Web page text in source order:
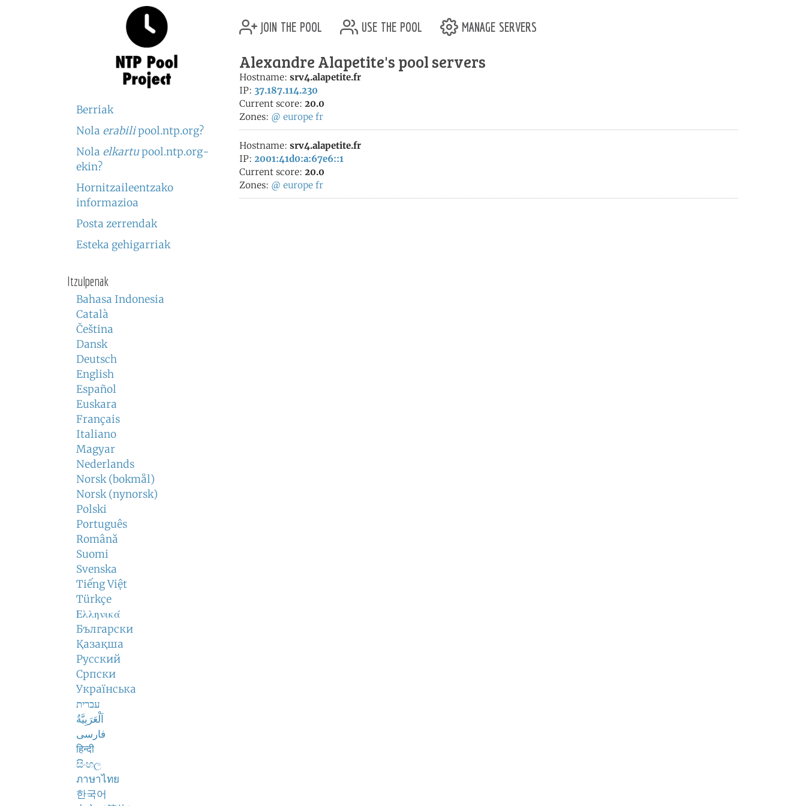
Berriak
Nola erabilipool.ntp.org?
Nola elkartupool.ntp.org-
ekin?
Hornitzaileentzako
informazioa
Posta zerrendak
Esteka gehigarriak
Itzulpenak
Bahasa Indonesia
Català
Čeština
Dansk
Deutsch
English
Español
Euskara
Français
Italiano
Magyar
Nederlands
Norsk (bokmål)
Norsk (nynorsk)
Polski
Português
Română
Suomi
Svenska
Tiếng Việt
Türkçe
Ελληνικά
Български
Қазақша
Русский
Српски
Українська
עברית
اَلْعَرَبِيَّةُ
فارسی
हिन्दी
සිංහල
ภาษาไทย
한국어
join the pool use the pool manage servers
Alexandre Alapetite's pool servers
Hostname: srv4.alapetite.fr
IP: 37.187.114.230
Current score: 20.0
Zones: @ europe fr
Hostname: srv4.alapetite.fr
IP: 2001:41d0:a:67e6::1
Current score: 20.0
Zones: @ europe fr